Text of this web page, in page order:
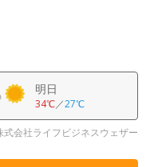
明日
34℃／27℃
式会社ライフビジネスウェザー